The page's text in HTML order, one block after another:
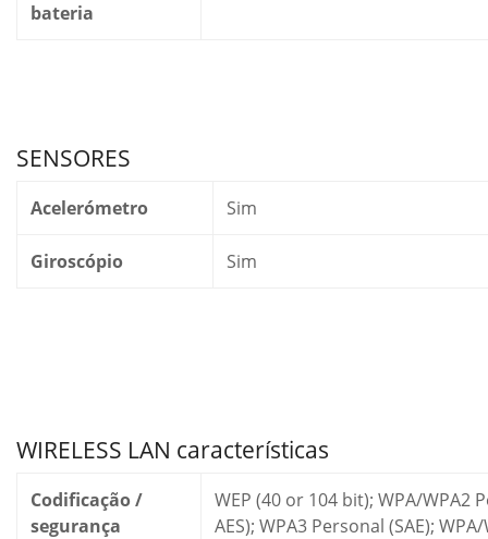
bateria
SENSORES
Acelerómetro Sim
Giroscópio Sim
WIRELESS LAN características
Codificação /
segurança
WEP (40 or 104 bit); WPA/WPA2
AES); WPA3 Personal (SAE);